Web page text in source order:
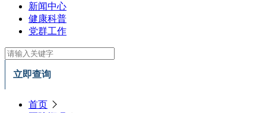
新闻中心
健康科普
党群工作
立即查询
首页